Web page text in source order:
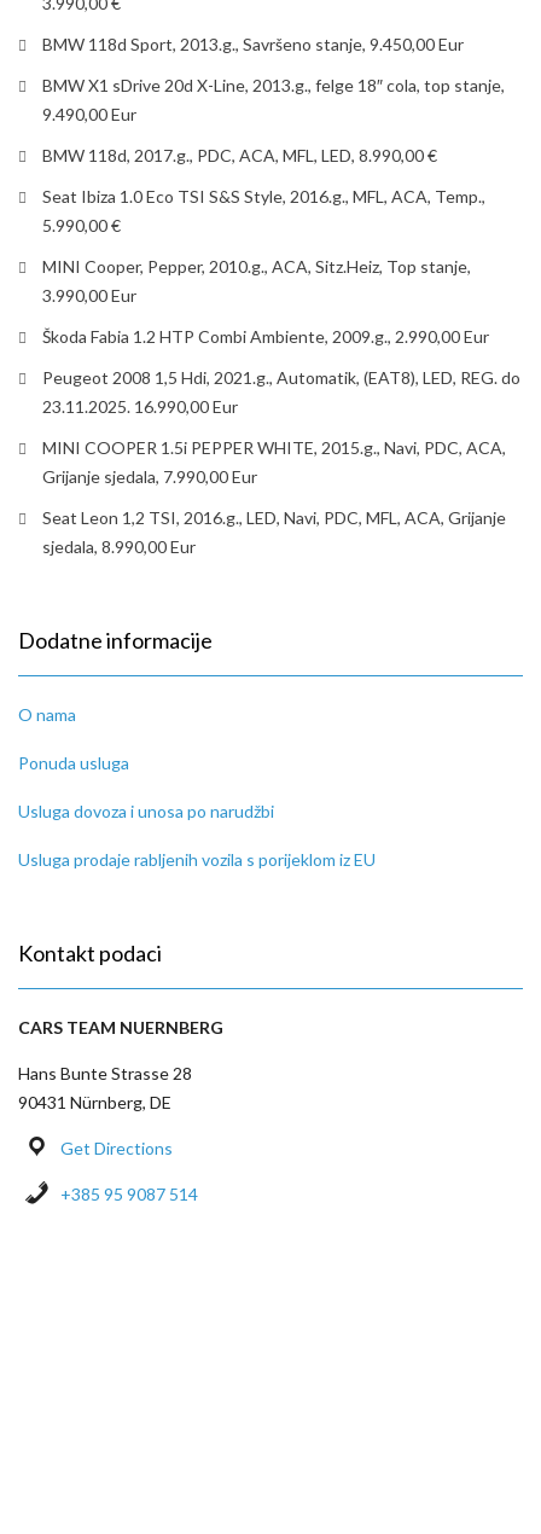
BMW 118d Sport, 2013.g., Savršeno stanje, 9.450,00 Eur
BMW X1 sDrive 20d X-Line, 2013.g., felge 18″ cola, top stanje,
9.490,00 Eur
BMW 118d, 2017.g., PDC, ACA, MFL, LED, 8.990,00 €
Seat Ibiza 1.0 Eco TSI S&S Style, 2016.g., MFL, ACA, Temp.,
5.990,00 €
MINI Cooper, Pepper, 2010.g., ACA, Sitz.Heiz, Top stanje,
3.990,00 Eur
Škoda Fabia 1.2 HTP Combi Ambiente, 2009.g., 2.990,00 Eur
Peugeot 2008 1,5 Hdi, 2021.g., Automatik, (EAT8), LED, REG. do
23.11.2025. 16.990,00 Eur
MINI COOPER 1.5i PEPPER WHITE, 2015.g., Navi, PDC, ACA,
Grijanje sjedala, 7.990,00 Eur
Seat Leon 1,2 TSI, 2016.g., LED, Navi, PDC, MFL, ACA, Grijanje
sjedala, 8.990,00 Eur
Dodatne informacije
O nama
Ponuda usluga
Usluga dovoza i unosa po narudžbi
Usluga prodaje rabljenih vozila s porijeklom iz EU
Kontakt podaci
CARS TEAM NUERNBERG
Hans Bunte Strasse 28
90431 Nürnberg, DE
Get Directions
+385 95 9087 514